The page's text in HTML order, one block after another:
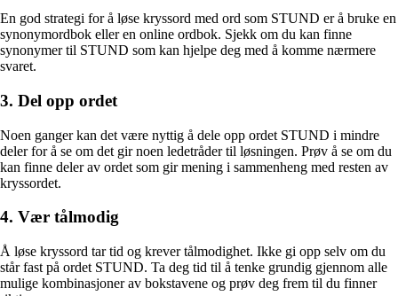
En god strategi for å løse kryssord med ord som STUND er å bruke en
synonymordbok eller en online ordbok. Sjekk om du kan finne
synonymer til STUND som kan hjelpe deg med å komme nærmere
svaret.
3. Del opp ordet
Noen ganger kan det være nyttig å dele opp ordet STUND i mindre
deler for å se om det gir noen ledetråder til løsningen. Prøv å se om du
kan finne deler av ordet som gir mening i sammenheng med resten av
kryssordet.
4. Vær tålmodig
Å løse kryssord tar tid og krever tålmodighet. Ikke gi opp selv om du
står fast på ordet STUND. Ta deg tid til å tenke grundig gjennom alle
mulige kombinasjoner av bokstavene og prøv deg frem til du finner